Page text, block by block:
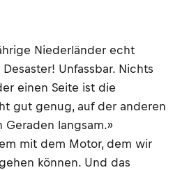
Niederländer echt
Unfassbar. Nichts
einen Seite ist die
gut genug, auf der anderen
langsam.»
mit dem Motor, dem wir
können. Und das